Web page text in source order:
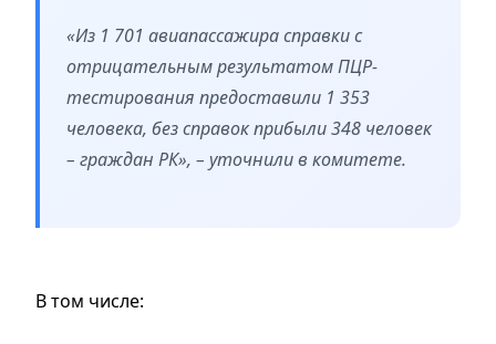
«Из 1 701 авиапассажира справки с
отрицательным результатом ПЦР-
тестирования предоставили 1 353
человека, без справок прибыли 348 человек
– граждан РК», – уточнили в комитете.
В том числе: